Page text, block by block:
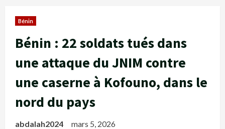
Bénin
Bénin : 22 soldats tués dans
une attaque du JNIM contre
une caserne à Kofouno, dans le
nord du pays
abdalah2024 mars 5, 2026